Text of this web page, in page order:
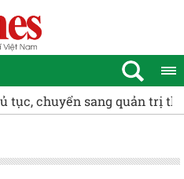
Phân Bón Cà Mau 2026